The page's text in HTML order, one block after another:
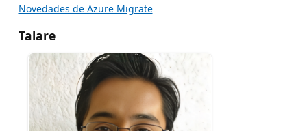
Novedades de Azure Migrate
Talare